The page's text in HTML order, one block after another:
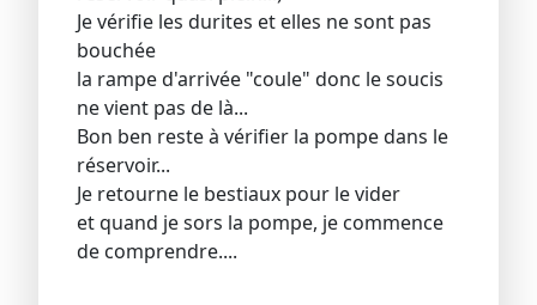
Je vérifie les durites et elles ne sont pas
bouchée
la rampe d'arrivée "coule" donc le soucis
ne vient pas de là...
Bon ben reste à vérifier la pompe dans le
réservoir...
Je retourne le bestiaux pour le vider
et quand je sors la pompe, je commence
de comprendre....